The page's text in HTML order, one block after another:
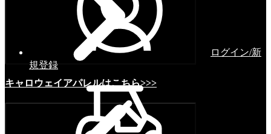
キャロウェイアパレルはこちら>>>
ログイン/新
規登録